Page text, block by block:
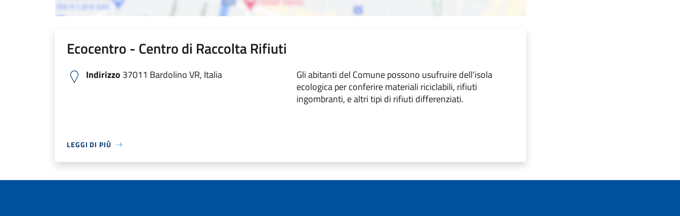
Ecocentro - Centro di Raccolta Rifiuti
Indirizzo 37011 Bardolino VR, Italia
Gli abitanti del Comune possono usufruire dell'isola
ecologica per conferire materiali riciclabili, rifiuti
ingombranti, e altri tipi di rifiuti differenziati.
LEGGI DI PIÙ